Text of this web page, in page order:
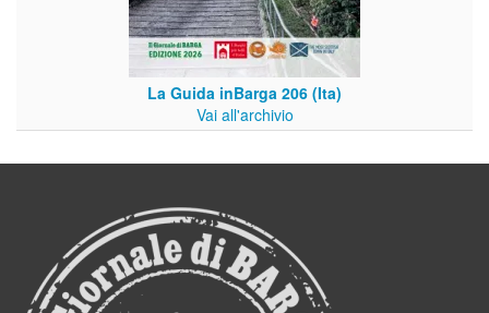
La Guida inBarga 206 (Ita)
Vai all'archivio